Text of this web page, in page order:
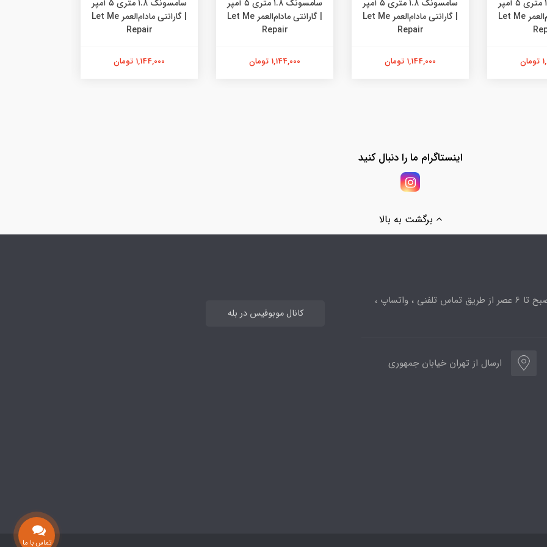
سامسونگ ۱.۸ متری ۵ آمپر
| گارانتی مادام‌العمر Let Me
سامسونگ ۱.۸ متری ۵ آمپر
| گارانتی مادام‌العمر Let Me
Repair
1,144,000 تومان
سامسونگ ۱.۸ متری ۵ آمپر
| گارانتی مادام‌العمر Let Me
Repair
1,144,000 تومان
سامسونگ ۱.۸ متری ۵ آمپر
| گارانتی مادام‌العمر Let Me
Repair
1,144,000 تومان
اینستاگرام ما را دنبال کنید
برگشت به بالا
ساعت پاسخگویی از 10صبح تا 6 عصر از طریق تماس تلفنی ، واتساپ ،
ارسال از تهران خیابان جمهوری
کانال موبوفیس در بله